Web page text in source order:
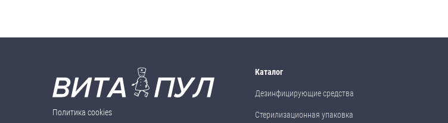
Политика cookies
Каталог
Дезинфицирующие средства
Стерилизационная упаковка